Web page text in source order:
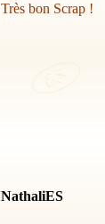
Très bon Scrap !
NathaliES